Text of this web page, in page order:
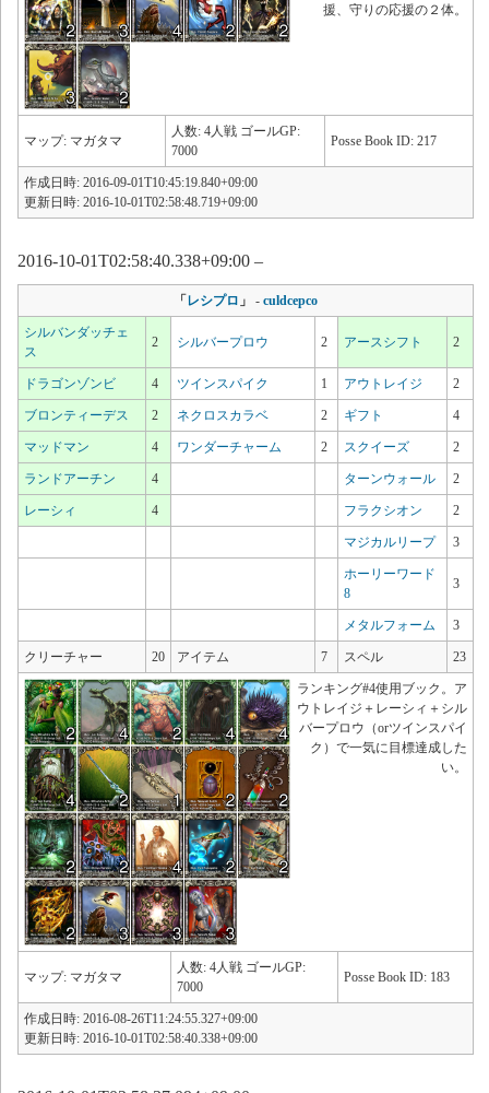
援、守りの応援の２体。
マップ: マガタマ
人数: 4人戦 ゴールGP:
7000
Posse Book ID: 217
作成日時: 2016-09-01T10:45:19.840+09:00
更新日時: 2016-10-01T02:58:48.719+09:00
2016-10-01T02:58:40.338+09:00 –
「レシプロ 」 - culdcepco
シルバンダッチェ
ス
2 シルバープロウ 2 アースシフト 2
ドラゴンゾンビ 4 ツインスパイク 1 アウトレイジ 2
ブロンティーデス 2 ネクロスカラベ 2 ギフト 4
マッドマン 4 ワンダーチャーム 2 スクイーズ 2
ランドアーチン 4 ターンウォール 2
レーシィ 4 フラクシオン 2
マジカルリープ 3
ホーリーワード
8
3
メタルフォーム 3
クリーチャー 20 アイテム 7 スペル 23
ランキング#4使用ブック。ア
ウトレイジ＋レーシィ＋シル
バープロウ（orツインスパイ
ク）で一気に目標達成した
い。
マップ: マガタマ
人数: 4人戦 ゴールGP:
7000
Posse Book ID: 183
作成日時: 2016-08-26T11:24:55.327+09:00
更新日時: 2016-10-01T02:58:40.338+09:00